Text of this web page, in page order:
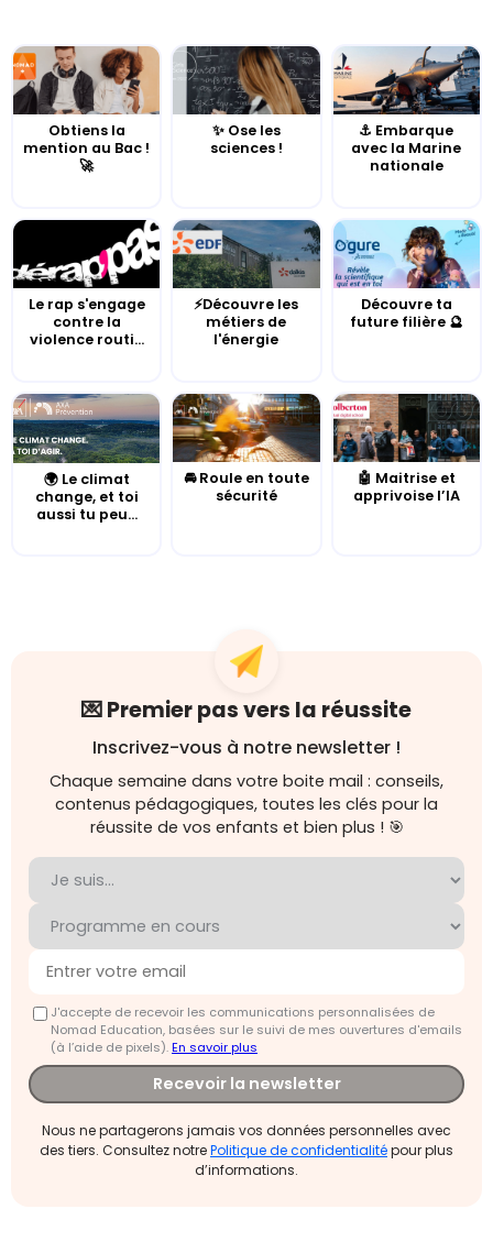
Obtiens la
mention au Bac !
🚀
✨ Ose les
sciences !
⚓️ Embarque
avec la Marine
nationale
Le rap s'engage
contre la
violence routi...
⚡Découvre les
métiers de
l'énergie
Découvre ta
future filière 🔮
🌍 Le climat
change, et toi
aussi tu peu...
🚘 Roule en toute
sécurité
🤖 Maitrise et
apprivoise l’IA
💌 Premier pas vers la réussite
Inscrivez-vous à notre newsletter !
Chaque semaine dans votre boite mail : conseils,
contenus pédagogiques, toutes les clés pour la
réussite de vos enfants et bien plus ! 🎯
J'accepte de recevoir les communications personnalisées de
Nomad Education, basées sur le suivi de mes ouvertures d'emails
(à l’aide de pixels).En savoir plus
Recevoir la newsletter
Nous ne partagerons jamais vos données personnelles avec
des tiers. Consultez notrePolitique de confidentialitépour plus
d’informations.